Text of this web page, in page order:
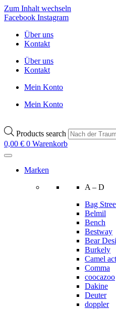
Zum Inhalt wechseln
Facebook Instagram
Über uns
Kontakt
Über uns
Kontakt
Mein Konto
Mein Konto
Products search
0,00 € 0 Warenkorb
Marken
A – D
Bag
Belmil
Bench
Bestway
Bear
Burkely
Camel
Comma
coocazoo
Dakine
Deuter
doppler